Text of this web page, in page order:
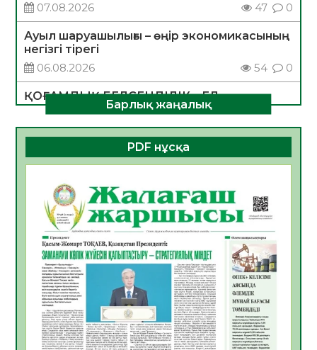
07.08.2026
47 0
Ауыл шаруашылығы – өңір экономикасының
негізгі тірегі
06.08.2026
54 0
ҚОҒАМДЫҚ БЕЛСЕНДІЛІК – ЕЛ
ДАМУЫНЫҢ НЕГІЗІ
06.08.2026
52 0
ҚҰРЫЛТАЙ САЙЛАУЫ – БОЛАШАҚҚА
06.08.2026
Инфекциялық ауруларға қарсы иммундау
жұмыстарының тиімділігі
06.08.2026
56
Көкжөтел ауруы туралы
06.08.2026
54
АПВ вакцинасы туралы мәлімет
06.08.2026
55
Барлық жаңалық
PDF нұсқа